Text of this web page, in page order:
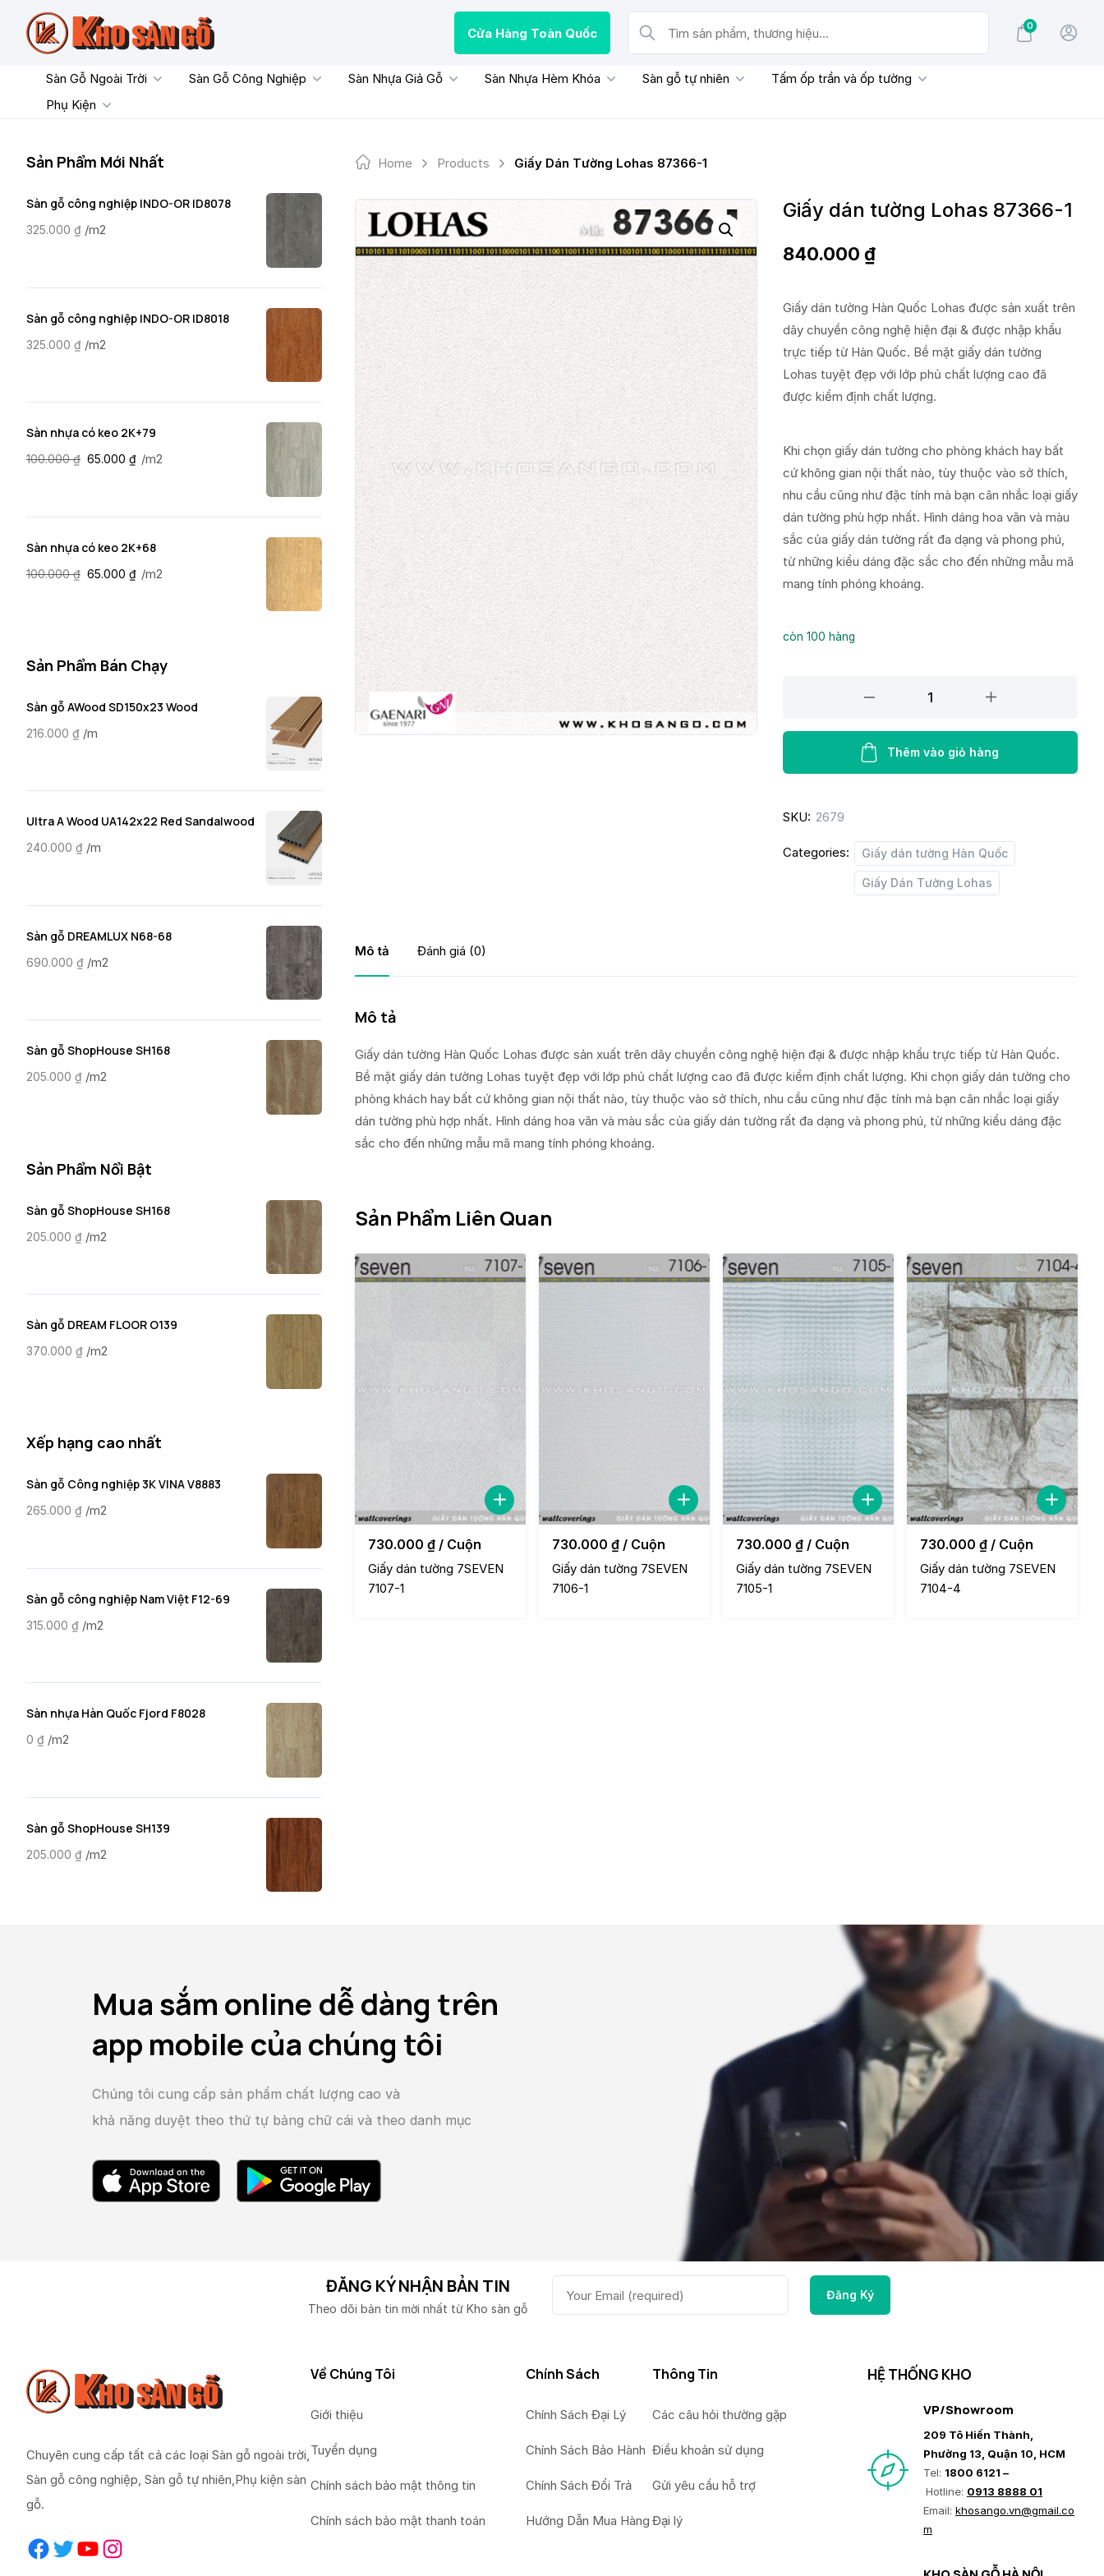
content
Cửa Hàng Toàn Quốc
Tìm sản phẩm, thương hiệu...
0
Sàn Gỗ Ngoài Trời Sàn Gỗ Công Nghiệp Sàn Nhựa Giả Gỗ Sàn Nhựa Hèm Khóa Sàn gỗ tự nhiên
Tấm ốp trần và ốp tường
Phụ Kiện
Home Products Giấy Dán Tường Lohas 87366-1
Giấy dán tường Lohas 87366-1
840.000 ₫
Giấy dán tường Hàn Quốc Lohas được sản xuất trên
dây chuyền công nghệ hiện đại & được nhập khẩu
trực tiếp từ Hàn Quốc. Bề mặt giấy dán tường
Lohas tuyệt đẹp với lớp phủ chất lượng cao đã
được kiểm định chất lượng.
Khi chọn giấy dán tường cho phòng khách hay bất
cứ không gian nội thất nào, tùy thuộc vào sở thích,
nhu cầu cũng như đặc tính mà bạn cân nhắc loại giấy
dán tường phù hợp nhất. Hình dáng hoa văn và màu
sắc của giấy dán tường rất đa dạng và phong phú,
từ những kiểu dáng đặc sắc cho đến những mẫu mã
mang tính phóng khoáng.
còn 100 hàng
tường
87366-
quantity
Thêm vào giỏ hàng
SKU: 2679
Categories: Giấy dán tường Hàn Quốc
Giấy Dán Tường Lohas
Mô tả Đánh giá (0)
Mô tả
Giấy dán tường Hàn Quốc Lohas được sản xuất trên dây chuyền công nghệ hiện đại & được nhập khẩu trực tiếp từ Hàn Quốc.
Bề mặt giấy dán tường Lohas tuyệt đẹp với lớp phủ chất lượng cao đã được kiểm định chất lượng. Khi chọn giấy dán tường cho
phòng khách hay bất cứ không gian nội thất nào, tùy thuộc vào sở thích, nhu cầu cũng như đặc tính mà bạn cân nhắc loại giấy
dán tường phù hợp nhất. Hình dáng hoa văn và màu sắc của giấy dán tường rất đa dạng và phong phú, từ những kiểu dáng đặc
sắc cho đến những mẫu mã mang tính phóng khoáng.
Sản Phẩm Liên Quan
730.000 ₫ / Cuộn
Giấy dán tường 7SEVEN
7107-1
730.000 ₫ / Cuộn
Giấy dán tường 7SEVEN
7106-1
730.000 ₫ / Cuộn
Giấy dán tường 7SEVEN
7105-1
730.000 ₫ / Cuộn
Giấy dán tường 7SEVEN
7104-4
Sản Phẩm Mới Nhất
Sàn gỗ công nghiệp INDO-OR ID8078
325.000 ₫ /m2
Sàn gỗ công nghiệp INDO-OR ID8018
325.000 ₫ /m2
Sàn nhựa có keo 2K+79
100.000₫ 65.000 ₫ /m2
Sàn nhựa có keo 2K+68
100.000₫ 65.000 ₫ /m2
Sản Phẩm Bán Chạy
Sàn gỗ AWood SD150x23 Wood
216.000 ₫ /m
Ultra A Wood UA142x22 Red Sandalwood
240.000 ₫ /m
Sàn gỗ DREAMLUX N68-68
690.000 ₫ /m2
Sàn gỗ ShopHouse SH168
205.000 ₫ /m2
Sản Phẩm Nổi Bật
Sàn gỗ ShopHouse SH168
205.000 ₫ /m2
Sàn gỗ DREAM FLOOR O139
370.000 ₫ /m2
Xếp hạng cao nhất
Sàn gỗ Công nghiệp 3K VINA V8883
265.000 ₫ /m2
Sàn gỗ công nghiệp Nam Việt F12-69
315.000 ₫ /m2
Sàn nhựa Hàn Quốc Fjord F8028
0 ₫ /m2
Sàn gỗ ShopHouse SH139
205.000 ₫ /m2
Mua sắm online dễ dàng trên
app mobile của chúng tôi
Chúng tôi cung cấp sản phẩm chất lượng cao và
khả năng duyệt theo thứ tự bảng chữ cái và theo danh mục
ĐĂNG KÝ NHẬN BẢN TIN
Theo dõi bản tin mời nhất từ Kho sàn gỗ
Chuyên cung cấp tất cả các loại Sàn gỗ ngoài trời,
Sàn gỗ công nghiệp, Sàn gỗ tự nhiên,Phụ kiện sàn
gỗ.
Facebook Twitter YouTube Instagram
Về Chúng Tôi
Giới thiệu
Tuyển dụng
Chính sách bảo mật thông tin
Chính sách bảo mật thanh toán
Chính Sách
Chính Sách Đại Lý
Chính Sách Bảo Hành
Chính Sách Đổi Trả
Hướng Dẫn Mua Hàng
Thông Tin
Các câu hỏi thường gặp
Điều khoản sử dụng
Gửi yêu cầu hỗ trợ
Đại lý
HỆ THỐNG KHO
VP/Showroom
209 Tô Hiến Thành,
Phường 13, Quận 10, HCM
Tel: 1800 6121 –
Hotline: 0913 8888 01
Email: khosango.vn@gmail.co
m